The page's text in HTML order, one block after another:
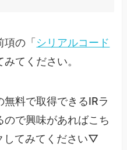
項の「シリアルコード
てください。
無料で取得できるIRラ
ので興味があればこち
してみてください▽